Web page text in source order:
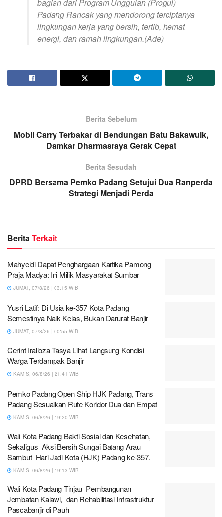
bagian dari Program Unggulan (Progul)
Padang Rancak yang mendorong terciptanya
lingkungan kerja yang bersih, tertib, hemat
energi, dan ramah lingkungan.(Ade)
Berita Sebelum
Mobil Carry Terbakar di Bendungan Batu Bakawuik,
Damkar Dharmasraya Gerak Cepat
Berita Sesudah
DPRD Bersama Pemko Padang Setujui Dua Ranperda
Strategi Menjadi Perda
BeritaTerkait
Mahyeldi Dapat Penghargaan Kartika Pamong
Praja Madya: Ini Milik Masyarakat Sumbar
JUMAT, 07/8/26 | 03:15 WIB
Yusri Latif: Di Usia ke-357 Kota Padang
Semestinya Naik Kelas, Bukan Darurat Banjir
JUMAT, 07/8/26 | 00:55 WIB
Cerint Iralloza Tasya Lihat Langsung Kondisi
Warga Terdampak Banjir
KAMIS, 06/8/26 | 21:41 WIB
Pemko Padang Open Ship HJK Padang, Trans
Padang Sesuaikan Rute Koridor Dua dan Empat
KAMIS, 06/8/26 | 19:20 WIB
Wali Kota Padang Bakti Sosial dan Kesehatan,
Sekaligus Aksi Bersih Sungai Batang Arau
Sambut Hari Jadi Kota (HJK) Padang ke-357.
KAMIS, 06/8/26 | 19:13 WIB
Wali Kota Padang Tinjau Pembangunan
Jembatan Kalawi, dan Rehabilitasi Infrastruktur
Pascabanjir di Pauh